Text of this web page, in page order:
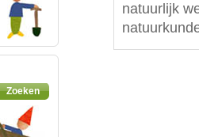
natuurlijk
Zoeken